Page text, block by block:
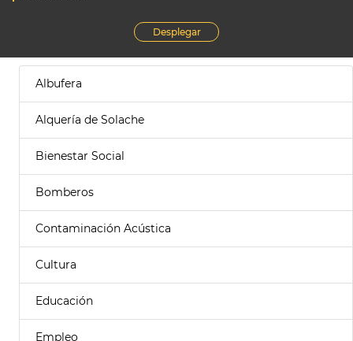
Desplegar
Albufera
Alquería de Solache
Bienestar Social
Bomberos
Contaminación Acústica
Cultura
Educación
Empleo